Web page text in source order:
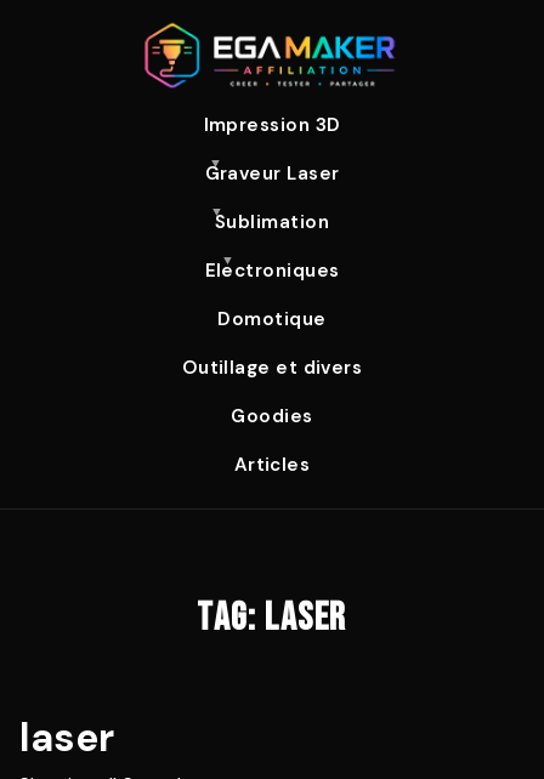
Impression 3D
Graveur Laser
Sublimation
Electroniques
Domotique
Outillage et divers
Goodies
Articles
TAG: LASER
laser